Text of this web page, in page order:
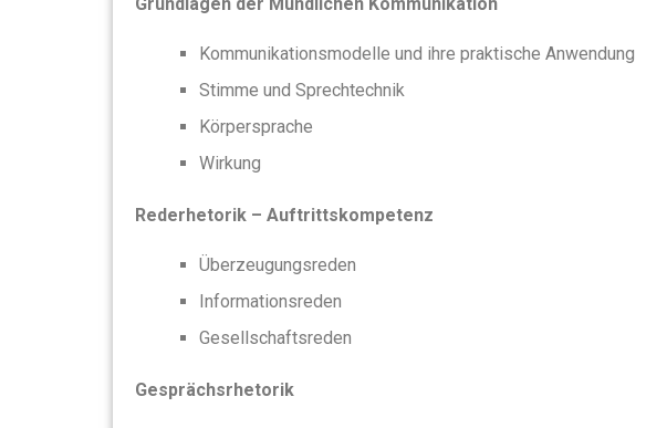
Kommunikationsmodelle und ihre praktische Anwendung
Stimme und Sprechtechnik
Körpersprache
Wirkung
Rederhetorik – Auftrittskompetenz
Überzeugungsreden
Informationsreden
Gesellschaftsreden
Gesprächsrhetorik